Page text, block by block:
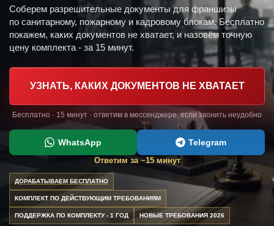
Соберем разрешительные документы для франшизы
по санитарному, пожарному и кадровому блокам. Бесплатно
покажем, каких документов не хватает, и назовём точную
цену комплекта - за 15 минут.
УЗНАТЬ, КАКИХ ДОКУМЕНТОВ НЕ ХВАТАЕТ
Бесплатно · 15 минут · ответим в мессенджере, если звонить неудобно
WhatsApp Telegram
Ответим за ~15 минут
ДОРАБАТЫВАЕМ БЕСПЛАТНО
КОМПЛЕКТ ПО ДЕЙСТВУЮЩИМ ТРЕБОВАНИЯМ
ПОДДЕРЖКА ПО КОМПЛЕКТУ - 1 ГОД НОВЫЕ ТРЕБОВАНИЯ 2026